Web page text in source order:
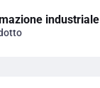
industriale